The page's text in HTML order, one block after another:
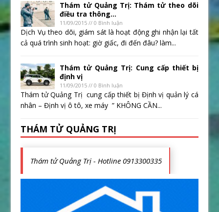
Thám tử Quảng Trị: Thám tử theo dõi
điều tra thông...
11/09/2015 // 0 Bình luận
Dịch Vụ theo dõi, giám sát là hoạt động ghi nhận lại tất
cả quá trình sinh hoạt: giờ giấc, đi đến đâu? làm...
Thám tử Quảng Trị: Cung cấp thiết bị
định vị
11/09/2015 // 0 Bình luận
Thám tử Quảng Trị cung cấp thiết bị Định vị quản lý cá
nhân – Định vị ô tô, xe máy ” KHÔNG CẦN...
THÁM TỬ QUẢNG TRỊ
Thám tử Quảng Trị - Hotline 0913300335